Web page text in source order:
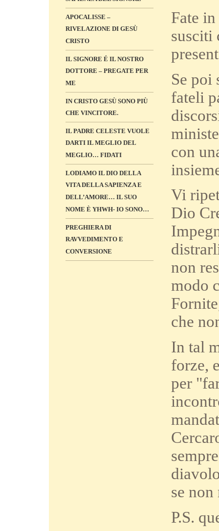
APOCALISSE –
RIVELAZIONE DI GESÙ
CRISTO
IL SIGNORE É IL NOSTRO
DOTTORE – PREGATE PER
ME
IN CRISTO GESÙ SONO PIÙ
CHE VINCITORE.
IL PADRE CELESTE VUOLE
DARTI IL MEGLIO DEL
MEGLIO… FIDATI
LODIAMO IL DIO DELLA
VITA DELLA SAPIENZA E
DELL’AMORE… IL SUO
NOME È YHWH- IO SONO…
PREGHIERA DI
RAVVEDIMENTO E
CONVERSIONE
Fate
susciti
Se poi
fateli
con
Vi
Dio
non
modo
che
In tal
forze,
per
se
P.S.